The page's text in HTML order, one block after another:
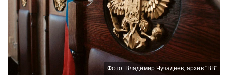
Фото: Владимир Чучадеев, архив "ВВ"